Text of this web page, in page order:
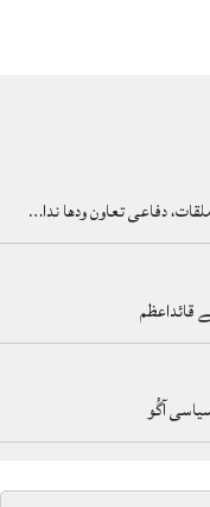
دفاعی تعاون ودھا ندا…
قائداعظم
آگُو